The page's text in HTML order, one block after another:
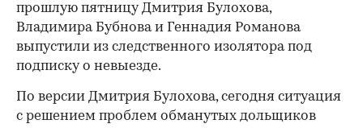
прошлую пятницу Дмитрия Булохова,
Владимира Бубнова и Геннадия Романова
выпустили из следственного изолятора под
подписку о невыезде.
По версии Дмитрия Булохова, сегодня ситуация
с решением проблем обманутых дольщиков